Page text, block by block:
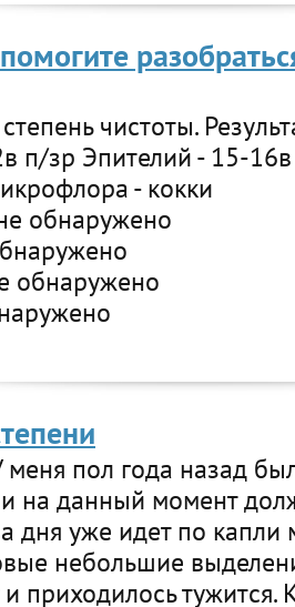
чистоты.
п/зр Эпителий - 15-
- кокки
обнаружено
обнаружено
меня пол года назад
на данный момент
дня уже идет по капли
небольшие
и приходилось